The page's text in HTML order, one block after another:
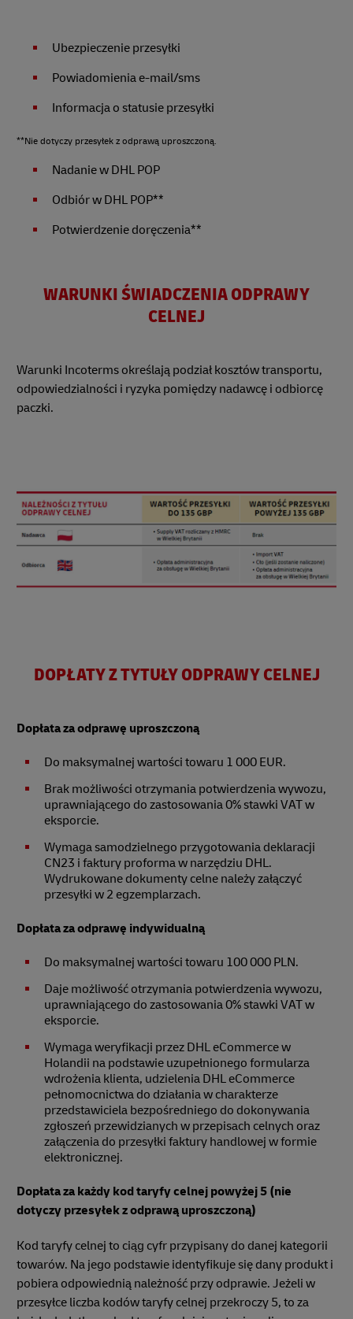
Ubezpieczenie przesyłki
Powiadomienia e-mail/sms
Informacja o statusie przesyłki
**Nie dotyczy przesyłek z odprawą uproszczoną.
Nadanie w DHL POP
Odbiór w DHL POP**
Potwierdzenie doręczenia**
WARUNKI ŚWIADCZENIA ODPRAWY
CELNEJ
Warunki Incoterms określają podział kosztów transportu,
odpowiedzialności i ryzyka pomiędzy nadawcę i odbiorcę
paczki.
DOPŁATY Z TYTUŁY ODPRAWY CELNEJ
Dopłata za odprawę uproszczoną
Do maksymalnej wartości towaru 1 000 EUR.
Brak możliwości otrzymania potwierdzenia wywozu,
uprawniającego do zastosowania 0% stawki VAT w
eksporcie.
Wymaga samodzielnego przygotowania deklaracji
CN23 i faktury proforma w narzędziu DHL.
Wydrukowane dokumenty celne należy załączyć
przesyłki w 2 egzemplarzach.
Dopłata za odprawę indywidualną
Do maksymalnej wartości towaru 100 000 PLN.
Daje możliwość otrzymania potwierdzenia wywozu,
uprawniającego do zastosowania 0% stawki VAT w
eksporcie.
Wymaga weryfikacji przez DHL eCommerce w
Holandii na podstawie uzupełnionego formularza
wdrożenia klienta, udzielenia DHL eCommerce
pełnomocnictwa do działania w charakterze
przedstawiciela bezpośredniego do dokonywania
zgłoszeń przewidzianych w przepisach celnych oraz
załączenia do przesyłki faktury handlowej w formie
elektronicznej.
Dopłata za każdy kod taryfy celnej powyżej 5 (nie
dotyczy przesyłek z odprawą uproszczoną)
Kod taryfy celnej to ciąg cyfr przypisany do danej kategorii
towarów. Na jego podstawie identyfikuje się dany produkt i
pobiera odpowiednią należność przy odprawie. Jeżeli w
przesyłce liczba kodów taryfy celnej przekroczy 5, to za